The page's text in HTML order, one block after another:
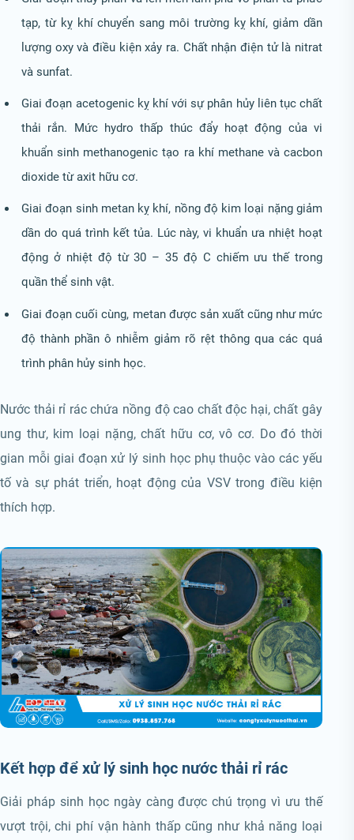
tạp, từ kỵ khí chuyển sang môi trường kỵ khí, giảm dần
lượng oxy và điều kiện xảy ra. Chất nhận điện tử là nitrat
và sunfat.
Giai đoạn acetogenic kỵ khí với sự phân hủy liên tục chất
thải rắn. Mức hydro thấp thúc đẩy hoạt động của vi
khuẩn sinh methanogenic tạo ra khí methane và cacbon
dioxide từ axit hữu cơ.
Giai đoạn sinh metan kỵ khí, nồng độ kim loại nặng giảm
dần do quá trình kết tủa. Lúc này, vi khuẩn ưa nhiệt hoạt
động ở nhiệt độ từ 30 – 35 độ C chiếm ưu thế trong
quần thể sinh vật.
Giai đoạn cuối cùng, metan được sản xuất cũng như mức
độ thành phần ô nhiễm giảm rõ rệt thông qua các quá
trình phân hủy sinh học.
Nước thải rỉ rác chứa nồng độ cao chất độc hại, chất gây
ung thư, kim loại nặng, chất hữu cơ, vô cơ. Do đó thời
gian mỗi giai đoạn xử lý sinh học phụ thuộc vào các yếu
tố và sự phát triển, hoạt động của VSV trong điều kiện
thích hợp.
Kết hợp để xử lý sinh học nước thải rỉ rác
Giải pháp sinh học ngày càng được chú trọng vì ưu thế
vượt trội, chi phí vận hành thấp cũng như khả năng loại